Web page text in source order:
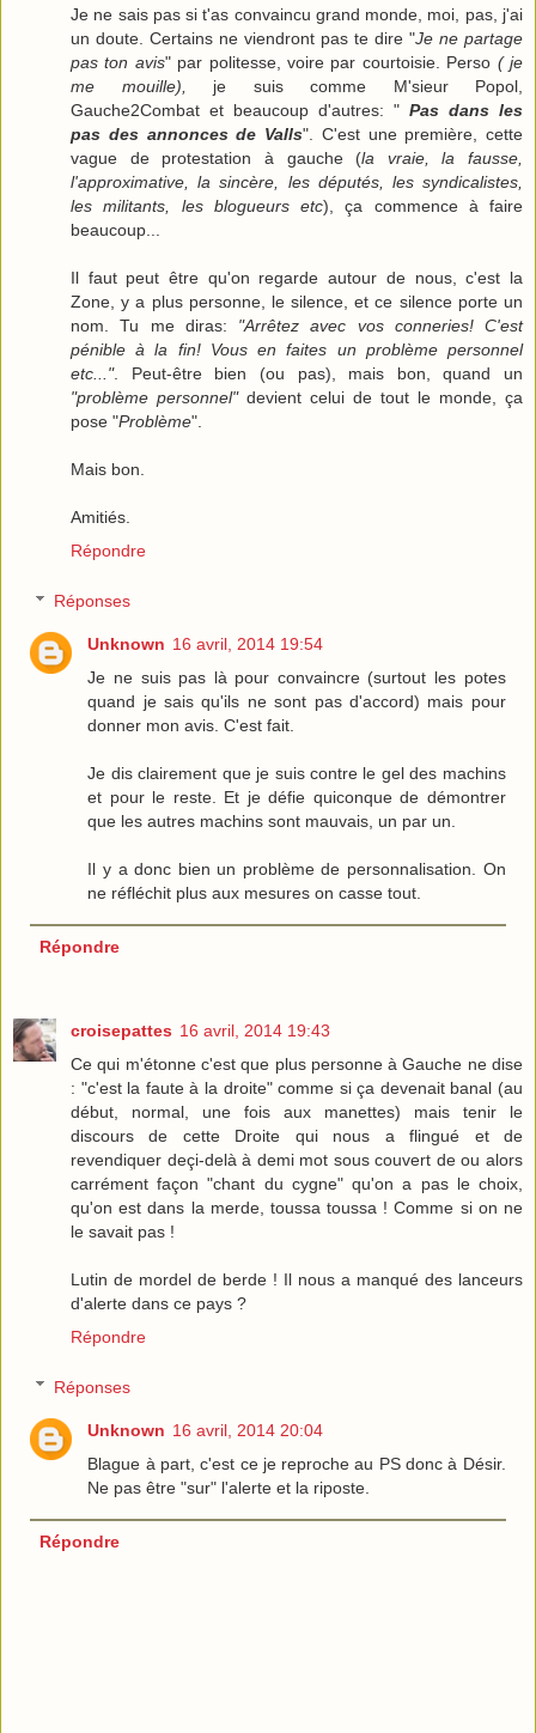
Je ne sais pas si t'as convaincu grand monde, moi, pas, j'ai
un doute. Certains ne viendront pas te dire "Je ne partage
pas ton avis" par politesse, voire par courtoisie. Perso ( je
me mouille), je suis comme M'sieur Popol,
Gauche2Combat et beaucoup d'autres: " Pas dans les
pas des annonces de Valls". C'est une première, cette
vague de protestation à gauche (la vraie, la fausse,
l'approximative, la sincère, les députés, les syndicalistes,
les militants, les blogueurs etc), ça commence à faire
beaucoup...
Il faut peut être qu'on regarde autour de nous, c'est la
Zone, y a plus personne, le silence, et ce silence porte un
nom. Tu me diras: "Arrêtez avec vos conneries! C'est
pénible à la fin! Vous en faites un problème personnel
etc...". Peut-être bien (ou pas), mais bon, quand un
"problème personnel"devient celui de tout le monde, ça
pose "Problème".
Mais bon.
Amitiés.
Répondre
Réponses
Unknown 16 avril, 2014 19:54
Je ne suis pas là pour convaincre (surtout les potes
quand je sais qu'ils ne sont pas d'accord) mais pour
donner mon avis. C'est fait.
Je dis clairement que je suis contre le gel des machins
et pour le reste. Et je défie quiconque de démontrer
que les autres machins sont mauvais, un par un.
Il y a donc bien un problème de personnalisation. On
ne réfléchit plus aux mesures on casse tout.
Répondre
croisepattes 16 avril, 2014 19:43
Ce qui m'étonne c'est que plus personne à Gauche ne dise
: "c'est la faute à la droite" comme si ça devenait banal (au
début, normal, une fois aux manettes) mais tenir le
discours de cette Droite qui nous a flingué et de
revendiquer deçi-delà à demi mot sous couvert de ou alors
carrément façon "chant du cygne" qu'on a pas le choix,
qu'on est dans la merde, toussa toussa ! Comme si on ne
le savait pas !
Lutin de mordel de berde ! Il nous a manqué des lanceurs
d'alerte dans ce pays ?
Répondre
Réponses
Unknown 16 avril, 2014 20:04
Blague à part, c'est ce je reproche au PS donc à Désir.
Ne pas être "sur" l'alerte et la riposte.
Répondre